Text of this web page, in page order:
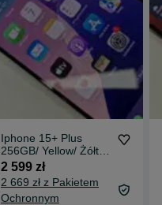
Iphone 15+ Plus
256GB/ Yellow/ Żółty/
Bateria 90%/ Grade A
+ ładowark
2 599 zł
2 669 zł z Pakietem
Ochronnym